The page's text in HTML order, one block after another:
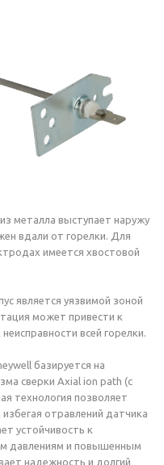
металла выступает наружу
вдали от горелки. Для
имеется хвостовой
является уязвимой зоной
может привести к
всей горелки.
базируется на
сверки Axial ion path (с
технология позволяет
отравлений датчика
устойчивость к
давлениям и повышенным
надежность и долгий